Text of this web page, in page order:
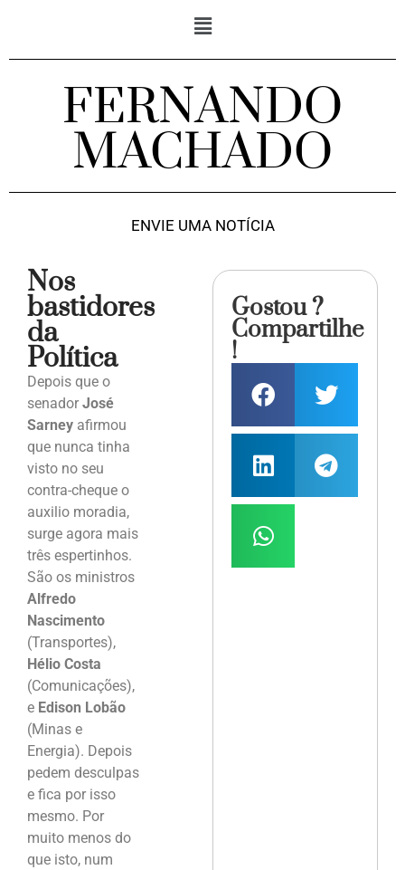
FERNANDO
MACHADO
ENVIE UMA NOTÍCIA
Nos
bastidores
da
Política
Depois que o
senador José
Sarney afirmou
que nunca tinha
visto no seu
contra-cheque o
auxilio moradia,
surge agora mais
três espertinhos.
São os ministros
Alfredo
Nascimento
(Transportes),
Hélio Costa
(Comunicações),
e Edison Lobão
(Minas e
Energia). Depois
pedem desculpas
e fica por isso
mesmo. Por
muito menos do
que isto, num
Gostou ?
Compartilhe
!